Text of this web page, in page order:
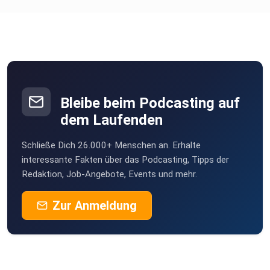
Hier stehen alle Termine und Informationen, wie wir
zusammen
arbeiten können:
⁠⁠⁠⁠⁠⁠⁠⁠⁠⁠⁠⁠⁠⁠⁠⁠⁠⁠⁠⁠⁠⁠⁠⁠⁠⁠⁠⁠⁠⁠⁠⁠⁠⁠⁠⁠⁠⁠⁠⁠⁠⁠www.eva-klein.de⁠⁠⁠⁠⁠⁠⁠⁠⁠⁠⁠⁠⁠⁠⁠⁠⁠⁠⁠⁠⁠⁠⁠⁠⁠⁠⁠⁠⁠⁠⁠⁠⁠⁠⁠⁠⁠⁠⁠⁠⁠⁠
Bleibe beim Podcasting auf
dem Laufenden
Schließe Dich 26.000+ Menschen an. Erhalte
interessante Fakten über das Podcasting, Tipps der
Redaktion, Job-Angebote, Events und mehr.
Zur Anmeldung